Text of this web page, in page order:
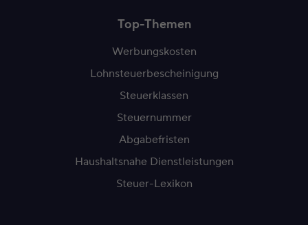
Top-Themen
Werbungskosten
Lohnsteuerbescheinigung
Steuerklassen
Steuernummer
Abgabefristen
Haushaltsnahe Dienstleistungen
Steuer-Lexikon